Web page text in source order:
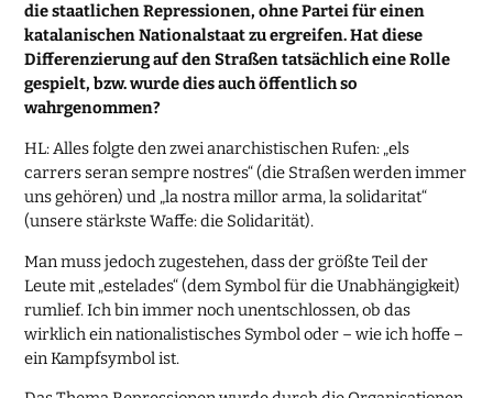
die staatlichen Repressionen, ohne Partei für einen
katalanischen Nationalstaatzu ergreifen. Hat diese
Differenzierung auf den Straßen tatsächlich eine Rolle
gespielt, bzw. wurde dies auch öffentlich so
wahrgenommen?
HL: Alles folgte den zwei anarchistischen Rufen: „els
carrers seran sempre nostres“ (die Straßen werden immer
uns gehören) und „la nostra millor arma, la solidaritat“
(unsere stärkste Waffe: die Solidarität).
Man muss jedoch zugestehen, dass der größte Teil der
Leute mit „estelades“ (dem Symbol für die Unabhängigkeit)
rumlief. Ich bin immer noch unentschlossen, ob das
wirklich ein nationalistisches Symbol oder – wie ich hoffe –
ein Kampfsymbol ist.